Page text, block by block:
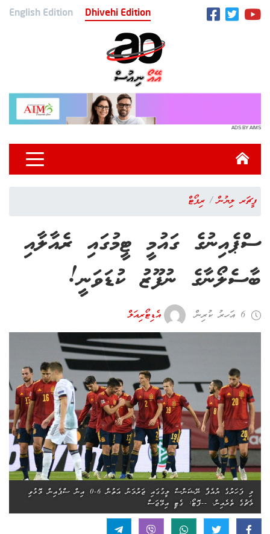
English Edition Dhivehi Edition
ADS BY AIMS
ފީޗަރ ލިޔުން ރިޕޯޓް
ސްޕެއިނުގެ ގައުމީ ޓީމުގައި ރެއާލާއި
ބާސެލޯނާގެ ނުފޫޒު ކުޑަވަނީ!
6 އަހރު ކުރިން އެޑިޓޯރިއަލް
މި ފަހަރުގެ ޔުއެފާ ނޭޝަންސް ލީގުގައި ޖަރުމަނު އަތުން 6-0 އިން ސްޕެއިން މޮޅުވި
މެޗުގެ ތެރެއިން. --ފޮޓޯ: ގެޓީ އިމޭޖަސް